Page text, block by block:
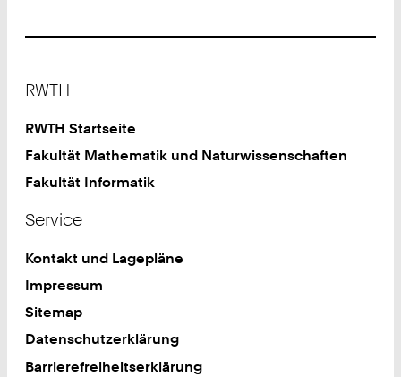
RWTH
RWTH Startseite
Fakultät Mathematik und Naturwissenschaften
Fakultät Informatik
Service
Kontakt und Lagepläne
Impressum
Sitemap
Datenschutzerklärung
Barrierefreiheitserklärung